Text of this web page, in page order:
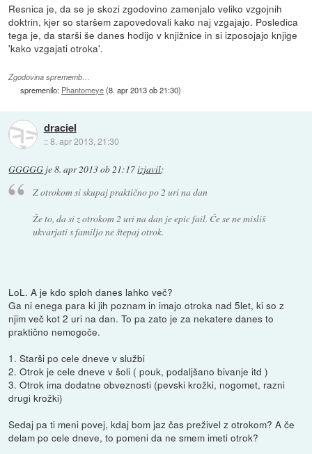
Resnica je, da se je skozi zgodovino zamenjalo veliko vzgojnih
doktrin, kjer so staršem zapovedovali kako naj vzgajajo. Posledica
tega je, da starši še danes hodijo v knjižnice in si izposojajo knjige
'kako vzgajati otroka'.
Zgodovina sprememb…
spremenilo: Phantomeye(8. apr 2013 ob 21:30)
draciel
::8. apr 2013, 21:30
GGGGG je8. apr 2013 ob 21:17izjavil:
Z otrokom si skupaj praktično po 2 uri na dan
Že to, da si z otrokom 2 uri na dan je epic fail. Če se ne misliš
ukvarjati s familjo ne štepaj otrok.
LoL. A je kdo sploh danes lahko več?
Ga ni enega para ki jih poznam in imajo otroka nad 5let, ki so z
njim več kot 2 uri na dan. To pa zato je za nekatere danes to
praktično nemogoče.
1. Starši po cele dneve v službi
2. Otrok je cele dneve v šoli ( pouk, podaljšano bivanje itd )
3. Otrok ima dodatne obveznosti (pevski krožki, nogomet, razni
drugi krožki)
Sedaj pa ti meni povej, kdaj bom jaz čas preživel z otrokom? A če
delam po cele dneve, to pomeni da ne smem imeti otrok?